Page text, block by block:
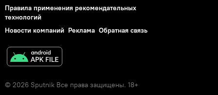
Правила применения рекомендательных
технологий
Новости компаний Реклама Обратная связь
© 2026 Sputnik Все права защищены. 18+